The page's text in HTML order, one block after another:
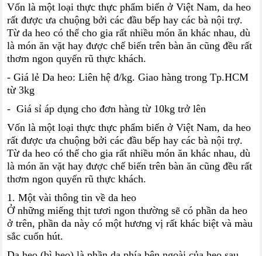
Vốn là một loại thực thực phẩm biến ở Việt Nam, da heo
rất được ưa chuộng bởi các đầu bếp hay các bà nội trợ.
Từ da heo có thể cho gia rất nhiều món ăn khác nhau, dù
là món ăn vặt hay được chế biến trên bàn ăn cũng đều rất
thơm ngon quyến rũ thực khách.
- Giá lẻ Da heo: Liên hệ đ/kg. Giao hàng trong Tp.HCM
từ 3kg
- Giá sỉ áp dụng cho đơn hàng từ 10kg trở lên
Vốn là một loại thực thực phẩm biến ở Việt Nam, da heo
rất được ưa chuộng bởi các đầu bếp hay các bà nội trợ.
Từ da heo có thể cho gia rất nhiều món ăn khác nhau, dù
là món ăn vặt hay được chế biến trên bàn ăn cũng đều rất
thơm ngon quyến rũ thực khách.
1. Một vài thông tin về da heo
Ở những miếng thịt tươi ngon thường sẽ có phần da heo
ở trên, phần da này có một hương vị rất khác biệt và màu
sắc cuốn hút.